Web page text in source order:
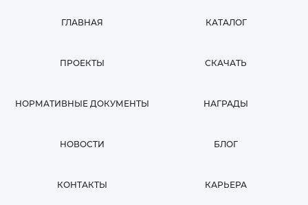
ГЛАВНАЯ КАТАЛОГ
ПРОЕКТЫ СКАЧАТЬ
НОРМАТИВНЫЕ ДОКУМЕНТЫ НАГРАДЫ
НОВОСТИ БЛОГ
КОНТАКТЫ КАРЬЕРА